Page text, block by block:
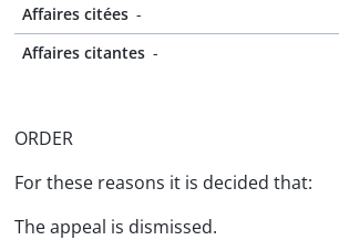
Affaires citées -
Affaires citantes -
ORDER
For these reasons it is decided that:
The appeal is dismissed.